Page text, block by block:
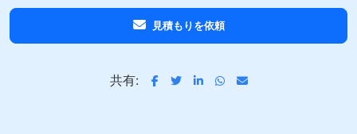
見積もりを依頼
共有: